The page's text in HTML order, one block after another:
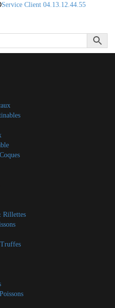
Service Client 04.13.12.44.55
Rillettes